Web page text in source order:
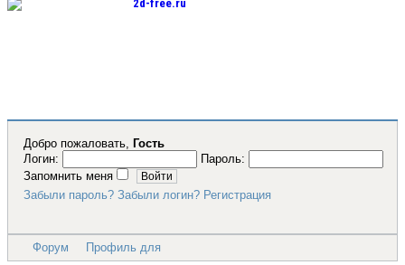
Добро пожаловать, Гость
Логин:
Пароль:
Запомнить меня
Забыли пароль? Забыли логин? Регистрация
Форум Профиль для